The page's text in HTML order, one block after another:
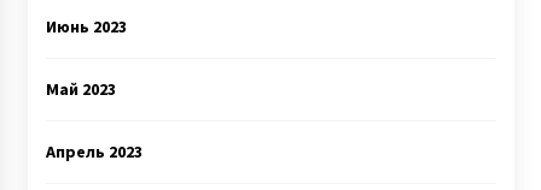
Июнь 2023
Май 2023
Апрель 2023